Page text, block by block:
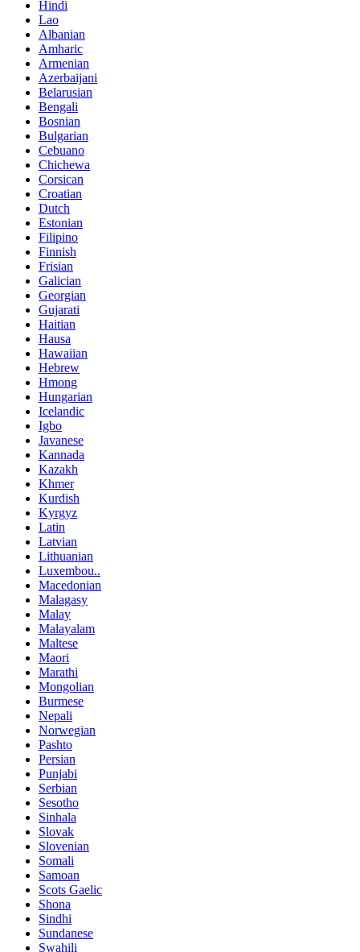
Hindi
Lao
Albanian
Amharic
Armenian
Azerbaijani
Belarusian
Bengali
Bosnian
Bulgarian
Cebuano
Chichewa
Corsican
Croatian
Dutch
Estonian
Filipino
Finnish
Frisian
Galician
Georgian
Gujarati
Haitian
Hausa
Hawaiian
Hebrew
Hmong
Hungarian
Icelandic
Igbo
Javanese
Kannada
Kazakh
Khmer
Kurdish
Kyrgyz
Latin
Latvian
Lithuanian
Luxembou..
Macedonian
Malagasy
Malay
Malayalam
Maltese
Maori
Marathi
Mongolian
Burmese
Nepali
Norwegian
Pashto
Persian
Punjabi
Serbian
Sesotho
Sinhala
Slovak
Slovenian
Somali
Samoan
Scots Gaelic
Shona
Sindhi
Sundanese
Swahili